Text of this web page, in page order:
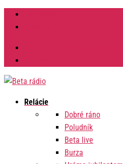
Relácie
Dobré ráno
Poludník
Beta live
Burza